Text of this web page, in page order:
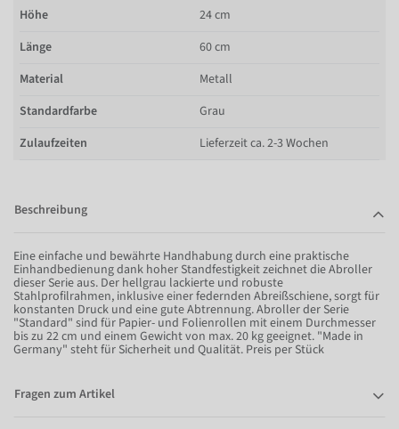
Höhe
24 cm
Länge
60 cm
Material
Metall
Standardfarbe
Grau
Zulaufzeiten
Lieferzeit ca. 2-3 Wochen
Beschreibung
Eine einfache und bewährte Handhabung durch eine praktische
Einhandbedienung dank hoher Standfestigkeit zeichnet die Abroller
dieser Serie aus. Der hellgrau lackierte und robuste
Stahlprofilrahmen, inklusive einer federnden Abreißschiene, sorgt für
konstanten Druck und eine gute Abtrennung. Abroller der Serie
"Standard" sind für Papier- und Folienrollen mit einem Durchmesser
bis zu 22 cm und einem Gewicht von max. 20 kg geeignet. "Made in
Germany" steht für Sicherheit und Qualität. Preis per Stück
Fragen zum Artikel